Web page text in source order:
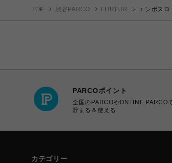
TOP 渋谷PARCO FURFUR エンボスロ
PARCOポイント
全国のPARCOやONLINE PARCO
貯まる＆使える
カテゴリー